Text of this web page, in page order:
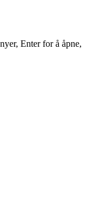
Enter for å åpne,